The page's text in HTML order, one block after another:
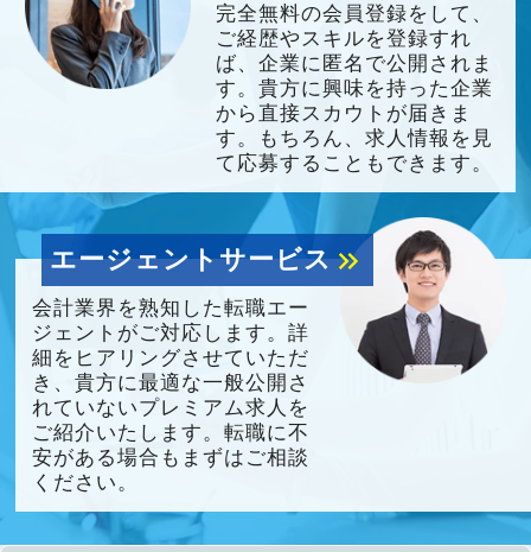
完全無料の会員登録をして、
ご経歴やスキルを登録すれ
ば、企業に匿名で公開されま
す。貴方に興味を持った企業
から直接スカウトが届きま
す。もちろん、求人情報を見
て応募することもできます。
エージェントサービスkeyboard_double_arrow_right
会計業界を熟知した転職エー
ジェントがご対応します。詳
細をヒアリングさせていただ
き、貴方に最適な一般公開さ
れていないプレミアム求人を
ご紹介いたします。転職に不
安がある場合もまずはご相談
ください。